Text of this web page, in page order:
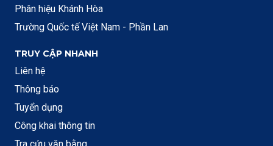
Phân hiệu Khánh Hòa
Trường Quốc tế Việt Nam - Phần Lan
TRUY CẬP NHANH
Liên hệ
Thông báo
Tuyển dụng
Công khai thông tin